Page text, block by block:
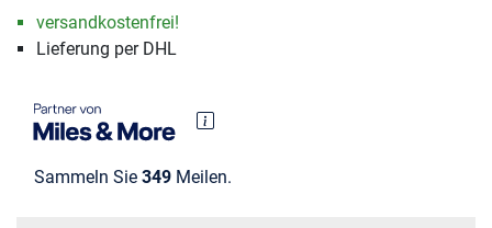
versandkostenfrei!
Lieferung per DHL
Sammeln Sie 349 Meilen.